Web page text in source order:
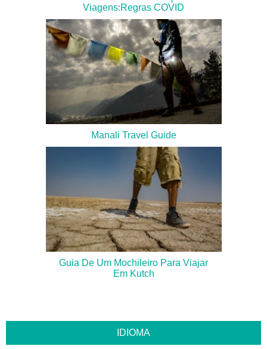
Viagens:Regras COVID
Manali Travel Guide
Guia De Um Mochileiro Para Viajar
Em Kutch